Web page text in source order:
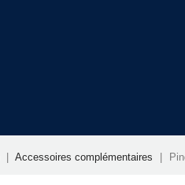
Accessoires complémentaires